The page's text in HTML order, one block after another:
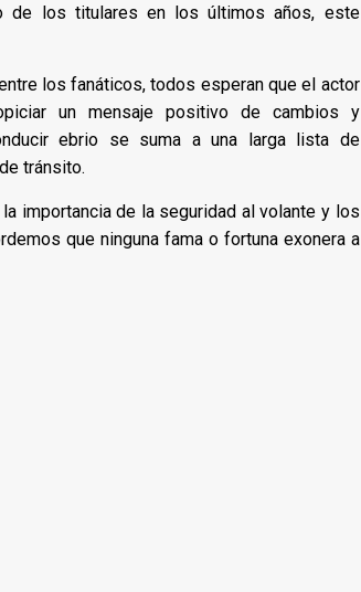
de los titulares en los últimos años, este
los fanáticos, todos esperan que el actor
un mensaje positivo de cambios y
ebrio se suma a una larga lista de
tránsito.
importancia de la seguridad al volante y los
que ninguna fama o fortuna exonera a